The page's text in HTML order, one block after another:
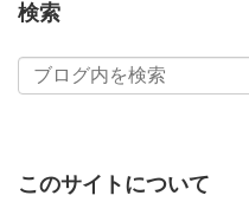
検索
このサイトについて